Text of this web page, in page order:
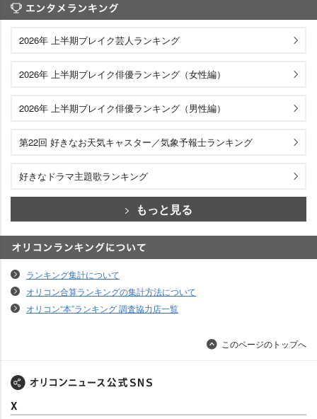
2026年 上半期ブレイク芸人ランキング
2026年 上半期ブレイク俳優ランキング（女性編）
2026年 上半期ブレイク俳優ランキング（男性編）
第22回 好きなお天気キャスター／気象予報士ランキング
好きなドラマ主題歌ランキング
もっと見る
ランキング集計について
オリコン合算ランキングの集計方法について
オリコン“本”ランキング 調査協力店一覧
このページのトップへ
X